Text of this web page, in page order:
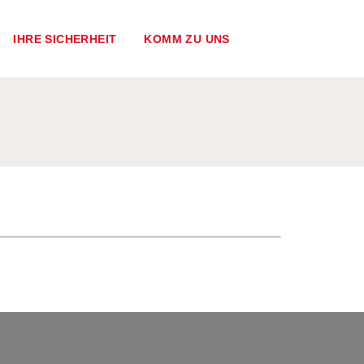
IHRE SICHERHEIT KOMM ZU UNS